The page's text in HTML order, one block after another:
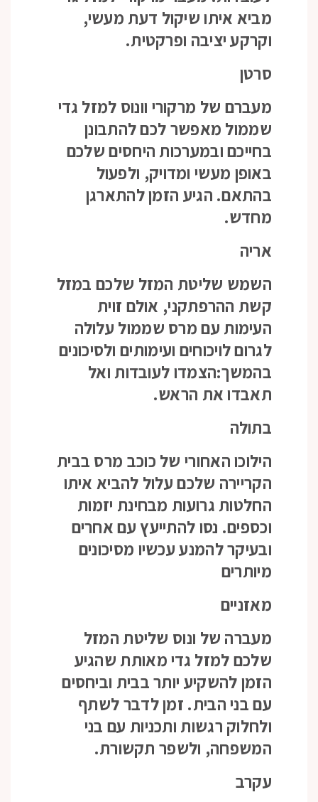
מביא איתו שיקול דעת מעשי,
וקרקע יציבה ופרקטית.
סרטן
מעברם של מרקורי וונוס למזל גדי
שממול מאפשר לכם להתבונן
בחייכם ובמערכות היחסים שלכם
באופן מעשי ומדויק, ולפעול
בהתאם. הגיע הזמן להתארגן
מחדש.
אריה
השמש שליטת המזל שלכם במזל
קשת ההרפתקני, אולם זוית
העימות עם מרס שממול עלולה
לגרום לויכוחים ועימותים ולסיכונים
בהמשך:הצמדו לעובדות ואל
תאבדו את הראש.
בתולה
הילוכו האחורי של כוכב מרס בבית
הקריירה שלכם עלול להביא איתו
החלטות גרועות מבחינת יזמות
וכספים. נסו להתייעץ עם אחרים
ובעיקר להמנע עכשיו מסיכונים
מיותרים
מאזניים
מעברה של ונוס שליטת המזל
שלכם למזל גדי מאותת שהגיע
הזמן להשקיע יותר בבית וביחסים
עם בני הבית. זמן לדבר לשתף
ולחלוק רגשות ותכניות עם בני
המשפחה, ולשפר תקשורת.
עקרב